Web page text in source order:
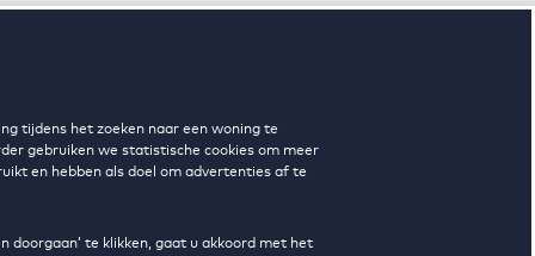
tijdens het zoeken naar een woning te
gebruiken we statistische cookies om meer
en hebben als doel om advertenties af te
doorgaan’ te klikken, gaat u akkoord met het